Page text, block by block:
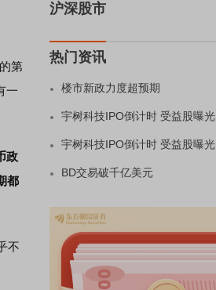
第
一
政
都
不
沪深股市
热门资讯
楼市新政力度超预期
宇树科技IPO倒计时 受益股曝光
宇树科技IPO倒计时 受益股曝光
BD交易破千亿美元